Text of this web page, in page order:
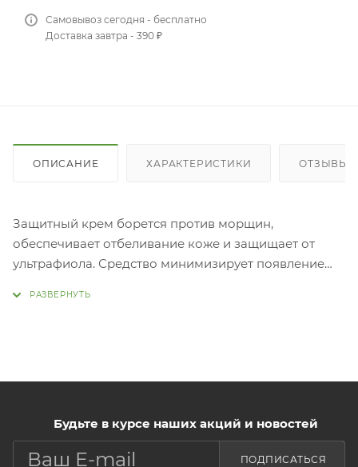
Самовывоз сегодня - бесплатно
Доставка завтра - 390 ₽
ОПИСАНИЕ ХАРАКТЕРИСТИКИ ОТЗЫВЫ
Защитный крем борется против морщин,
обеспечивает отбеливание коже и защищает от
ультрафиола. Средство минимизирует появление
коже.
распределить по всей необходимой области.
Будьте в курсе наших акций и новостей
ПОДПИСАТЬСЯ